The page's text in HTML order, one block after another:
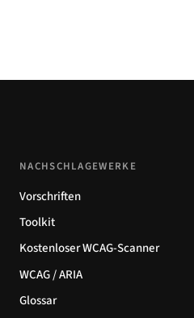
NACHSCHLAGEWERKE
Vorschriften
Toolkit
Kostenloser WCAG-Scanner
WCAG / ARIA
Glossar